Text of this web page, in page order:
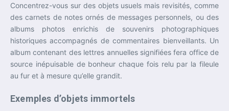
Concentrez-vous sur des objets usuels mais revisités, comme
des carnets de notes ornés de messages personnels, ou des
albums photos enrichis de souvenirs photographiques
historiques accompagnés de commentaires bienveillants. Un
album contenant des lettres annuelles signifiées fera office de
source inépuisable de bonheur chaque fois relu par la fileule
au fur et à mesure qu’elle grandit.
Exemples d’objets immortels